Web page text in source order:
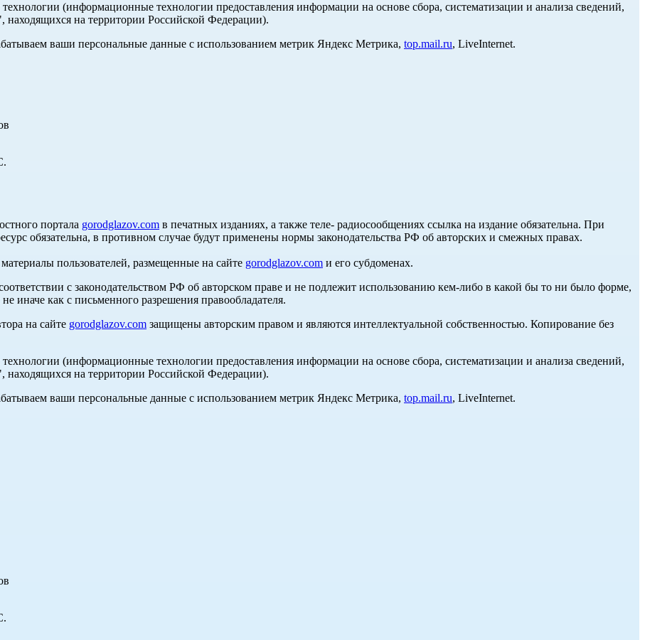
(информационные технологии предоставления информации на основе сбора, систематизации и анализа сведений,
находящихся на территории Российской Федерации).
ваши персональные данные с использованием метрик Яндекс Метрика, top.mail.ru, LiveInternet.
портала gorodglazov.com в печатных изданиях, а также теле- радиосообщениях ссылка на издание обязательна. При
обязательна, в противном случае будут применены нормы законодательства РФ об авторских и смежных правах.
пользователей, размещенные на сайте gorodglazov.com и его субдоменах.
с законодательством РФ об авторском праве и не подлежит использованию кем-либо в какой бы то ни было форме,
иначе как с письменного разрешения правообладателя.
на сайте gorodglazov.com защищены авторским правом и являются интеллектуальной собственностью. Копирование без
(информационные технологии предоставления информации на основе сбора, систематизации и анализа сведений,
находящихся на территории Российской Федерации).
ваши персональные данные с использованием метрик Яндекс Метрика, top.mail.ru, LiveInternet.